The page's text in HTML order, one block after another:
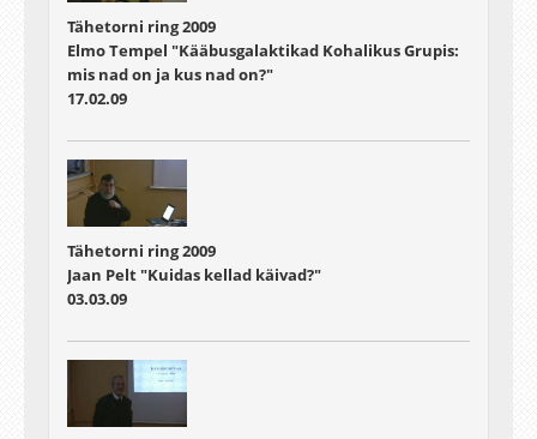
Tähetorni ring 2009
Elmo Tempel "Kääbusgalaktikad Kohalikus Grupis:
mis nad on ja kus nad on?"
17.02.09
Tähetorni ring 2009
Jaan Pelt "Kuidas kellad käivad?"
03.03.09